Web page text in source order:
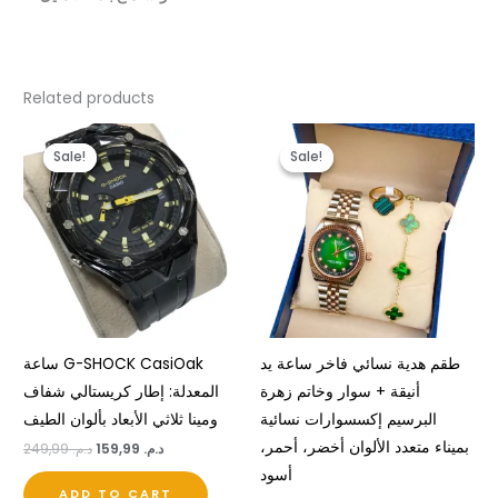
Related products
Sale!
Sale!
ساعة G-SHOCK CasiOak
المعدلة: إطار كريستالي شفاف
ومينا ثلاثي الأبعاد بألوان الطيف
د.م.249,99
Original
price
was:
د.م. 249,99.
د.م.
Current
price
is:
ADD TO CART
Sale!
Sale!
طقم هدية نسائي فاخر ساعة يد
أنيقة + سوار وخاتم زهرة
البرسيم إكسسوارات نسائية
بميناء متعدد الألوان أخضر، أحمر،
أسود
Original
price
was:
د.م. 199,99.
Current
د.م. 139,99.